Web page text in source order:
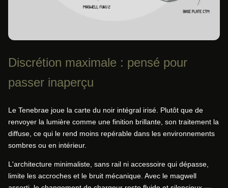
Discrétion maximale : pensé pour
passer inaperçu
Le Tenebrae joue la carte du noir intégral irisé. Plutôt que de
renvoyer la lumière comme une finition brillante, son traitement la
diffuse, ce qui le rend moins repérable dans les environnements
sombres ou en intérieur.
L'architecture minimaliste, sans rail ni accessoire qui dépasse,
limite les accroches et le bruit mécanique. Avec le magwell